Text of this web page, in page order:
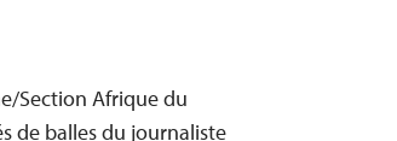
Section Afrique du
de balles du journaliste